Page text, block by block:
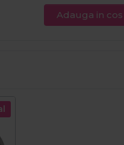
Adauga in cos